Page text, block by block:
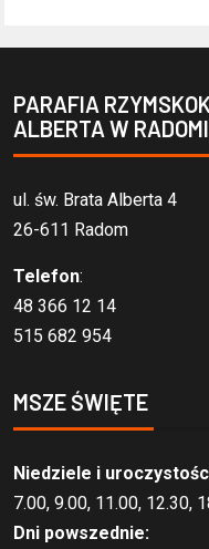
PARAFIA
ALBERTA W
ul. św. Brata Alberta 4
26-611 Radom
Telefon:
48 366 12 14
515 682 954
MSZE ŚWIĘTE
Niedziele i
7.00, 9.00, 11.00, 12.30,
Dni powszednie: